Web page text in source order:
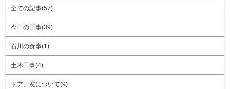
全ての記事(57)
今日の工事(39)
石川の食事(1)
土木工事(4)
ドア、窓について(9)